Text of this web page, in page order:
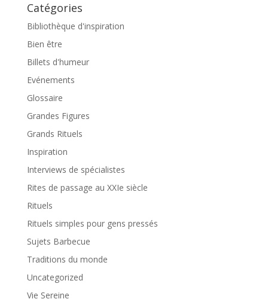
Catégories
Bibliothèque d'inspiration
Bien être
Billets d'humeur
Evénements
Glossaire
Grandes Figures
Grands Rituels
Inspiration
Interviews de spécialistes
Rites de passage au XXIe siècle
Rituels
Rituels simples pour gens pressés
Sujets Barbecue
Traditions du monde
Uncategorized
Vie Sereine